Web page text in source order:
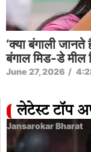
‘क्या बंगाली
बंगाल मिड-डे मील
June 27, 2026 /
लेटेस्ट टॉप
Jansarokar Bharat